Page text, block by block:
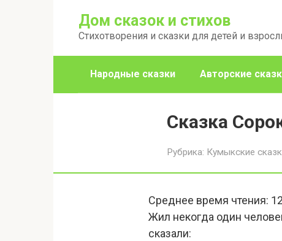
Дом сказок и стихов
Стихотворения и сказки для детей и
Народные сказки Авторские
Сказка
Рубрика: Кумыкские
Среднее время чтения: 12
Жил некогда один
сказали: